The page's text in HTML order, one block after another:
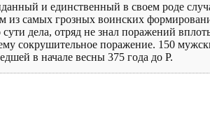
и единственный в своем роде
из самых грозных воинских
дела, отряд не знал поражений
сокрушительное поражение. 150
в начале весны 375 года до Р.